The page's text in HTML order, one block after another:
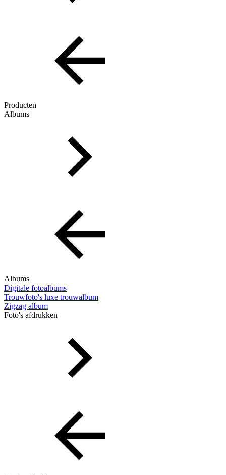
Producten
Albums
Albums
Digitale fotoalbums
Trouwfoto's luxe trouwalbum
Zigzag album
Foto's afdrukken